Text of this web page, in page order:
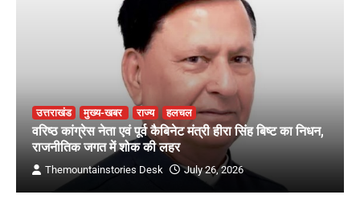
उत्तराखंड मुख्य-खबर राज्य हलचल
वरिष्ठ कांग्रेस नेता एवं पूर्व कैबिनेट मंत्री हीरा सिंह बिष्ट का निधन,
राजनीतिक जगत में शोक की लहर
Themountainstories Desk July 26, 2026